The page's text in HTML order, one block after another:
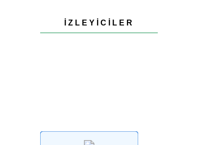
İZLEYICILER